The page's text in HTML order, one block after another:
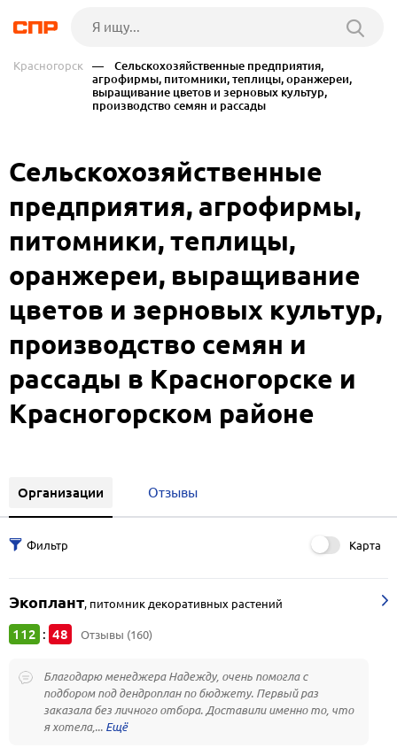
Красногорск
— Сельскохозяйственные предприятия,
агрофирмы, питомники, теплицы, оранжереи,
выращивание цветов и зерновых культур,
производство семян и рассады
Сельскохозяйственные
предприятия, агрофирмы,
питомники, теплицы,
оранжереи, выращивание
цветов и зерновых культур,
производство семян и
рассады в Красногорске и
Красногорском районе
Организации Отзывы
Карта
Экоплант, питомник декоративных растений
112 : 48 Отзывы (160)
Благодарю менеджера Надежду, очень помогла с
подбором под дендроплан по бюджету. Первый раз
заказала без личного отбора. Доставили именно то, что
я хотела,...